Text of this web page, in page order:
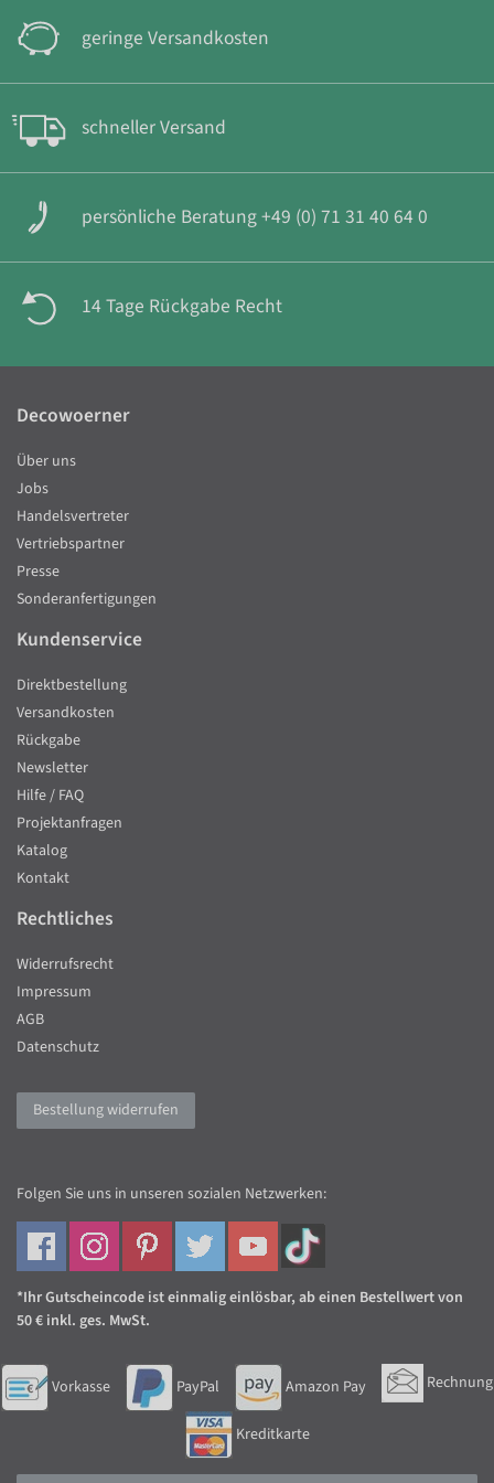
geringe Versandkosten
schneller Versand
persönliche Beratung +49 (0) 71 31 40 64 0
14 Tage Rückgabe Recht
Decowoerner
Über uns
Jobs
Handelsvertreter
Vertriebspartner
Presse
Sonderanfertigungen
Kundenservice
Direktbestellung
Versandkosten
Rückgabe
Newsletter
Hilfe / FAQ
Projektanfragen
Katalog
Kontakt
Rechtliches
Widerrufsrecht
Impressum
AGB
Datenschutz
Bestellung widerrufen
Folgen Sie uns in unseren sozialen Netzwerken:
*Ihr Gutscheincode ist einmalig einlösbar, ab einen Bestellwert von
50 € inkl. ges. MwSt.
Vorkasse PayPal Amazon Pay Rechnung
Kreditkarte